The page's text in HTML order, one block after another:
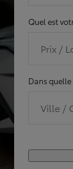
Quel est
Prix /
Dans quelle
Ville /